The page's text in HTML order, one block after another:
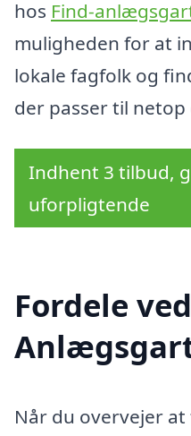
hos Find-
muligheden for at
lokale fagfolk og
der passer til
Indhent 3 tilbud,
uforpligtende
Fordele
Når du overvejer